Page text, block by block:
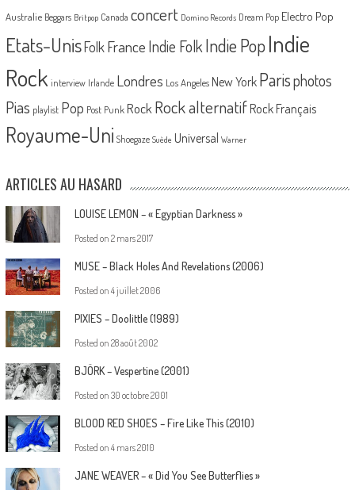
Australie Beggars Britpop Canada concert Domino Records Dream Pop Electro Pop
Etats-UnisFolk France Indie Folk Indie PopIndie
Rock interview Irlande Londres Los Angeles New York Parisphotos
Pias playlist Pop Post Punk Rock Rock alternatif Rock Français
Royaume-Uni Shoegaze Suède Universal Warner
ARTICLES AU HASARD
LOUISE LEMON – « Egyptian Darkness »
Posted on 2 mars 2017
MUSE – Black Holes And Revelations (2006)
Posted on 4 juillet 2006
PIXIES – Doolittle (1989)
Posted on 28 août 2002
BJÖRK – Vespertine (2001)
Posted on 30 octobre 2001
BLOOD RED SHOES – Fire Like This (2010)
Posted on 4 mars 2010
JANE WEAVER – « Did You See Butterflies »